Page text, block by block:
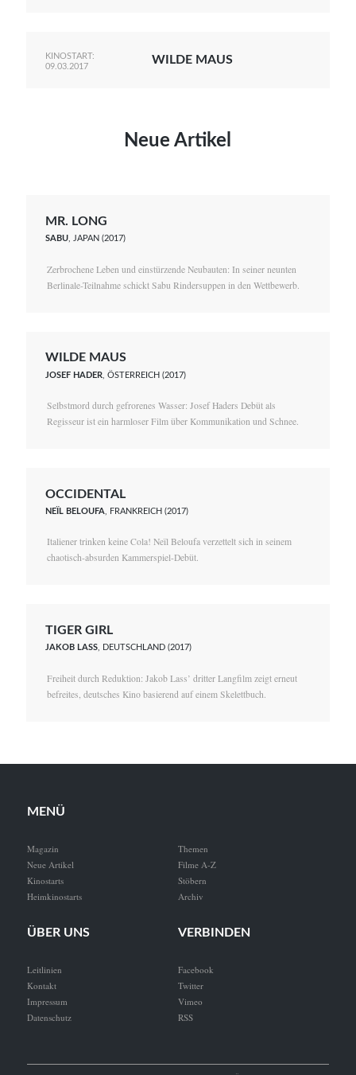
KINOSTART:
09.03.2017
WILDE MAUS
Neue Artikel
MR. LONG
SABU, JAPAN (2017)
Zerbrochene Leben und einstürzende Neubauten: In seiner neunten
Berlinale-Teilnahme schickt Sabu Rindersuppen in den Wettbewerb.
WILDE MAUS
JOSEF HADER , ÖSTERREICH (2017)
Selbstmord durch gefrorenes Wasser: Josef Haders Debüt als
Regisseur ist ein harmloser Film über Kommunikation und Schnee.
OCCIDENTAL
NEÏL BELOUFA , FRANKREICH (2017)
Italiener trinken keine Cola! Neïl Beloufa verzettelt sich in seinem
chaotisch-absurden Kammerspiel-Debüt.
TIGER GIRL
JAKOB LASS, DEUTSCHLAND (2017)
Freiheit durch Reduktion: Jakob Lass’ dritter Langfilm zeigt erneut
befreites, deutsches Kino basierend auf einem Skelettbuch.
MENÜ
Magazin
Neue Artikel
Kinostarts
Heimkinostarts
Themen
Filme A-Z
Stöbern
Archiv
ÜBER UNS
Leitlinien
Kontakt
Impressum
Datenschutz
VERBINDEN
Facebook
Twitter
Vimeo
RSS